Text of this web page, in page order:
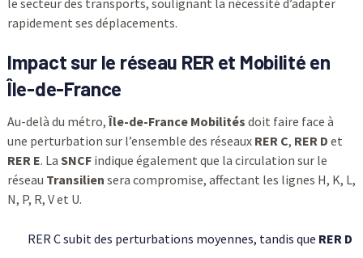
le secteur des transports, soulignant la nécessité d’adapter
rapidement ses déplacements.
Impact sur le réseau RER et Mobilité en
Île-de-France
Au-delà du métro,Île-de-France Mobilités doit faire face à
une perturbation sur l’ensemble des réseaux RER C, RER D et
RER E. La SNCFindique également que la circulation sur le
réseau Transilien sera compromise, affectant les lignes H, K, L,
N, P, R, V et U.
RER C subit des perturbations moyennes, tandis que RER D